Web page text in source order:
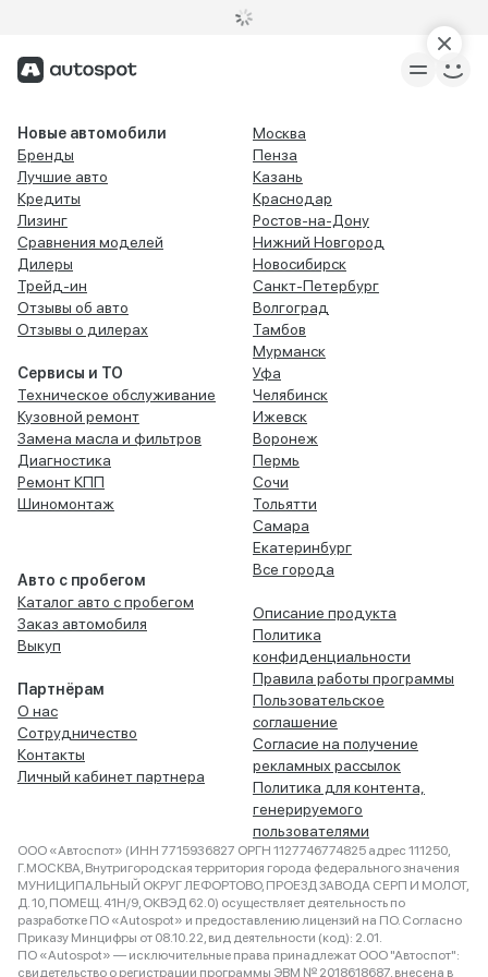
Новые автомобили
Бренды
Лучшие авто
Кредиты
Лизинг
Сравнения моделей
Дилеры
Трейд-ин
Отзывы об авто
Отзывы о дилерах
Сервисы и ТО
Техническое обслуживание
Кузовной ремонт
Замена масла и фильтров
Диагностика
Ремонт КПП
Шиномонтаж
Авто с пробегом
Каталог авто с пробегом
Заказ автомобиля
Выкуп
Партнёрам
О нас
Сотрудничество
Контакты
Личный кабинет партнера
Москва
Пенза
Казань
Краснодар
Ростов-на-Дону
Нижний Новгород
Новосибирск
Санкт-Петербург
Волгоград
Тамбов
Мурманск
Уфа
Челябинск
Ижевск
Воронеж
Пермь
Сочи
Тольятти
Самара
Екатеринбург
Все города
Описание продукта
Политика
конфиденциальности
Правила работы программы
Пользовательское
соглашение
Согласие на получение
рекламных рассылок
Политика для контента,
генерируемого
пользователями
ООО «Автоспот» (ИНН 7715936827 ОРГН 1127746774825 адрес 111250,
Г.МОСКВА, Внутригородская территория города федерального значения
МУНИЦИПАЛЬНЫЙ ОКРУГ ЛЕФОРТОВО, ПРОЕЗД ЗАВОДА СЕРП И МОЛОТ,
Д. 10, ПОМЕЩ. 41Н/9, ОКВЭД 62.0) осуществляет деятельность по
разработке ПО «Autospot» и предоставлению лицензий на ПО. Согласно
Приказу Минцифры от 08.10.22, вид деятельности (код): 2.01.
ПО «Autospot» — исключительные права принадлежат ООО "Автоспот":
свидетельство о регистрации программы ЭВМ № 2018618687, внесена в